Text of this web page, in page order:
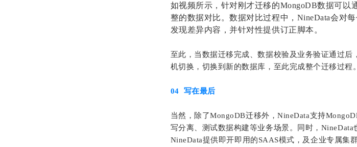
如视频所示，针对刚才迁移的MongoDB数据可以
整的数据对比。数据对比过程中，NineData会对
发现差异内容，并针对性提供订正脚本。
至此，当数据迁移完成、数据校验及业务验证通过
机切换，切换到新的数据库，至此完成整个迁移过程。
04 写在最后
当然，除了MongoDB迁移外，NineData支持
写分离、测试数据构建等业务场景。同时，NineData
NineData提供即开即用的SAAS模式，及企业专属集